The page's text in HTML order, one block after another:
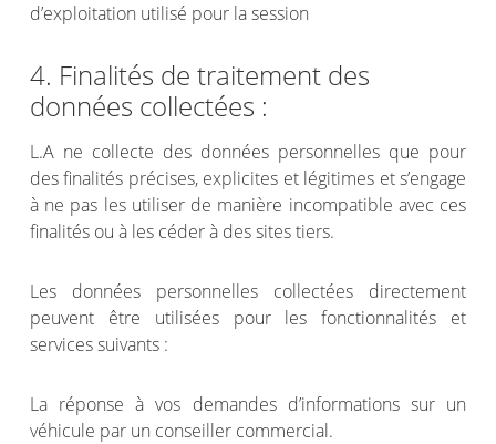
d’exploitation utilisé pour la session
4. Finalités de traitement des
données collectées :
L.A ne collecte des données personnelles que pour
des finalités précises, explicites et légitimes et s’engage
à ne pas les utiliser de manière incompatible avec ces
finalités ou à les céder à des sites tiers.
Les données personnelles collectées directement
peuvent être utilisées pour les fonctionnalités et
services suivants :
La réponse à vos demandes d’informations sur un
véhicule par un conseiller commercial.